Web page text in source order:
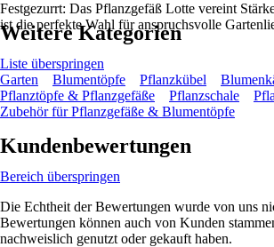
Festgezurrt: Das Pflanzgefäß Lotte vereint
ist die perfekte Wahl für anspruchsvolle
Weitere Kategorien
Liste überspringen
Garten
Blumentöpfe Pflanzkübel
Pflanztöpfe & Pflanzgefäße
Pflanzschale
Zubehör für Pflanzgefäße & Blumentöpfe
Kundenbewertungen
Bereich überspringen
Die Echtheit der Bewertungen wurde von uns
Bewertungen können auch von Kunden
nachweislich genutzt oder gekauft haben.